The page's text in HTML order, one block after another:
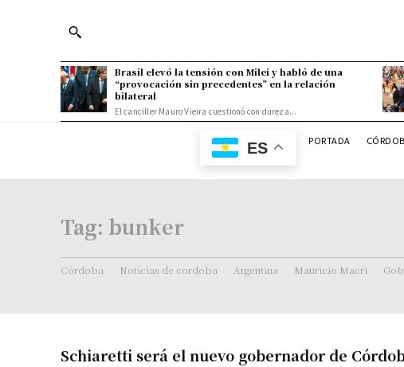
Brasil elevó la tensión con Milei y habló de una
“provocación sin precedentes” en la relación
bilateral
El canciller Mauro Vieira cuestionó con dureza...
ES PORTADA
Tag: bunker
Córdoba Noticias de cordoba Argentina Mauricio Macri
Schiaretti será el nuevo gobernador de